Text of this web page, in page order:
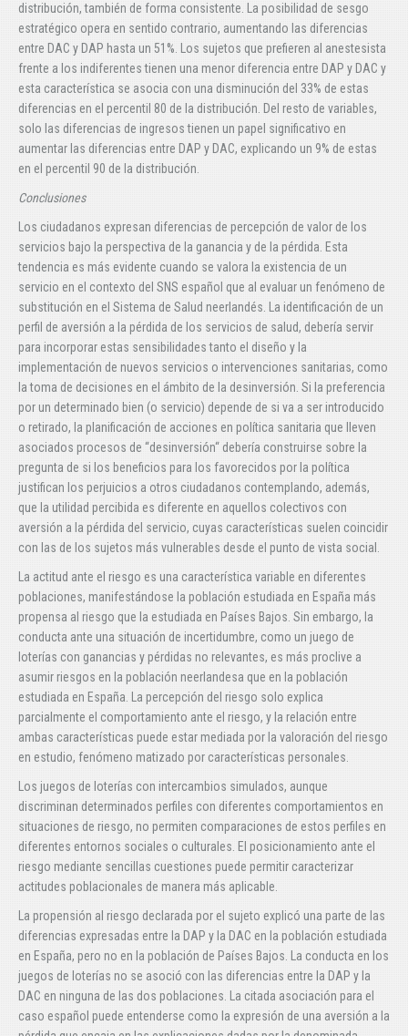
distribución, también de forma consistente. La posibilidad de sesgo
estratégico opera en sentido contrario, aumentando las diferencias
entre DAC y DAP hasta un 51%. Los sujetos que prefieren al anestesista
frente a los indiferentes tienen una menor diferencia entre DAP y DAC y
esta característica se asocia con una disminución del 33% de estas
diferencias en el percentil 80 de la distribución. Del resto de variables,
solo las diferencias de ingresos tienen un papel significativo en
aumentar las diferencias entre DAP y DAC, explicando un 9% de estas
en el percentil 90 de la distribución.
Conclusiones
Los ciudadanos expresan diferencias de percepción de valor de los
servicios bajo la perspectiva de la ganancia y de la pérdida. Esta
tendencia es más evidente cuando se valora la existencia de un
servicio en el contexto del SNS español que al evaluar un fenómeno de
substitución en el Sistema de Salud neerlandés. La identificación de un
perfil de aversión a la pérdida de los servicios de salud, debería servir
para incorporar estas sensibilidades tanto el diseño y la
implementación de nuevos servicios o intervenciones sanitarias, como
la toma de decisiones en el ámbito de la desinversión. Si la preferencia
por un determinado bien (o servicio) depende de si va a ser introducido
o retirado, la planificación de acciones en política sanitaria que lleven
asociados procesos de “desinversión“ debería construirse sobre la
pregunta de si los beneficios para los favorecidos por la política
justifican los perjuicios a otros ciudadanos contemplando, además,
que la utilidad percibida es diferente en aquellos colectivos con
aversión a la pérdida del servicio, cuyas características suelen coincidir
con las de los sujetos más vulnerables desde el punto de vista social.
La actitud ante el riesgo es una característica variable en diferentes
poblaciones, manifestándose la población estudiada en España más
propensa al riesgo que la estudiada en Países Bajos. Sin embargo, la
conducta ante una situación de incertidumbre, como un juego de
loterías con ganancias y pérdidas no relevantes, es más proclive a
asumir riesgos en la población neerlandesa que en la población
estudiada en España. La percepción del riesgo solo explica
parcialmente el comportamiento ante el riesgo, y la relación entre
ambas características puede estar mediada por la valoración del riesgo
en estudio, fenómeno matizado por características personales.
Los juegos de loterías con intercambios simulados, aunque
discriminan determinados perfiles con diferentes comportamientos en
situaciones de riesgo, no permiten comparaciones de estos perfiles en
diferentes entornos sociales o culturales. El posicionamiento ante el
riesgo mediante sencillas cuestiones puede permitir caracterizar
actitudes poblacionales de manera más aplicable.
La propensión al riesgo declarada por el sujeto explicó una parte de las
diferencias expresadas entre la DAP y la DAC en la población estudiada
en España, pero no en la población de Países Bajos. La conducta en los
juegos de loterías no se asoció con las diferencias entre la DAP y la
DAC en ninguna de las dos poblaciones. La citada asociación para el
caso español puede entenderse como la expresión de una aversión a la